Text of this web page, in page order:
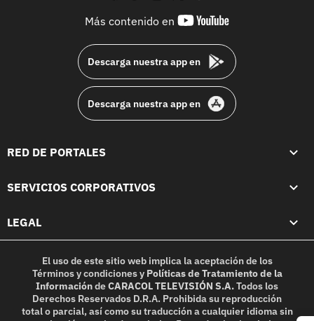
Más contenido en
youtube-
Descarga nuestra app en
Descarga nuestra app en
RED DE PORTALES
SERVICIOS CORPORATIVOS
LEGAL
El uso de este sitio web implica la aceptación de los
Términos y condicionesy Políticas de Tratamiento de la
InformacióndeCARACOL TELEVISIÓN S.A.Todos los
Derechos Reservados D.R.A. Prohibida su reproducción
total o parcial, así como su traducción a cualquier idioma sin